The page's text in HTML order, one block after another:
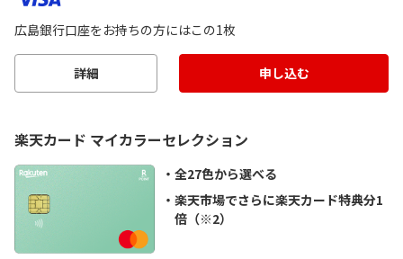
広島銀行口座をお持ちの方にはこの1枚
詳細 申し込む
楽天カード マイカラーセレクション
全27色から選べる
楽天市場でさらに楽天カード特典分1
倍（※2）